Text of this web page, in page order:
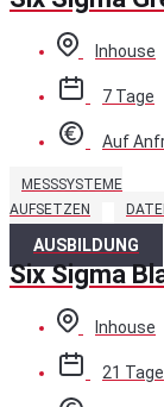
Inhouse
7 Tage
Auf
MESSSYSTEME
AUFSETZEN
AUSBILDUNG
Six Sigma
Inhouse
21 Tage